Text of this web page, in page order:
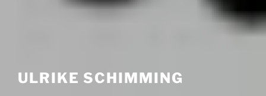
ULRIKE SCHIMMING